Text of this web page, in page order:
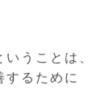
うことは、
るために